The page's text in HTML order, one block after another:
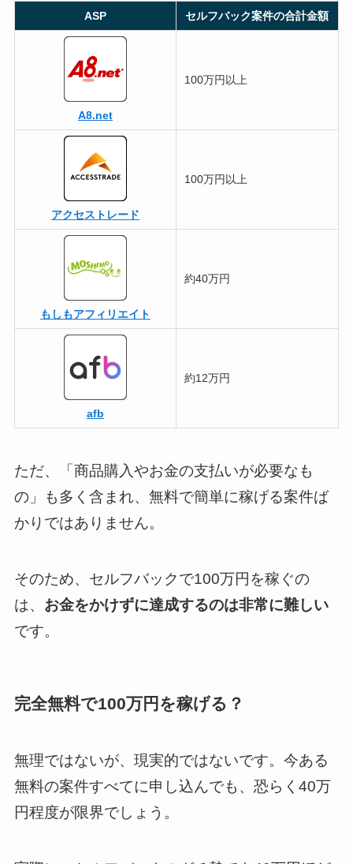
ASP セルフバック案件の合計金額
A8.net
100万円以上
アクセストレード
100万円以上
もしもアフィリエイト
約40万円
afb
約12万円
ただ、「商品購入やお金の支払いが必要なも
の」も多く含まれ、無料で簡単に稼げる案件ば
かりではありません。
そのため、セルフバックで100万円を稼ぐの
は、 お金をかけずに達成するのは非常に難しい
です。
完全無料で100万円を稼げる？
無理ではないが、現実的ではないです。今ある
無料の案件すべてに申し込んでも、恐らく40万
円程度が限界でしょう。